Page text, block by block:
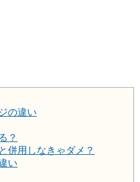
の違い
？
併用しなきゃダメ？
い